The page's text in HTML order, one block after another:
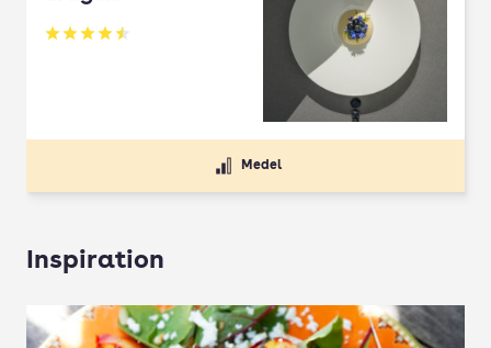
Betyg: 4.5 av 5
Medel
Inspiration